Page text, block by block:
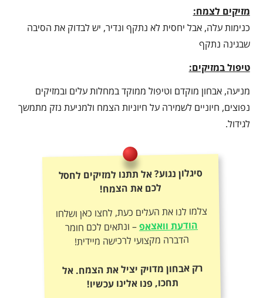
מזיקים לצמח:
כנימות עלה, אבל יחסית לא נתקף ונדיר, יש לבדוק את הסיבה
שבגינה נתקף
טיפול במזיקים:
מניעה, אבחון מוקדם וטיפול ממוקד במחלות עלים ובמזיקים
נפוצים, חיוניים לשמירה על חיוניות הצמח ולמניעת נזק מתמשך
לגידול.
סיגלון נגוע? אל תתנו למזיקים לחסל
לכם את הצמח!
צלמו לנו את העלים כעת, לחצו כאן ושלחו
הודעת וואצאפ– ונתאים לכם חומר
הדברה מקצועי לרכישה מיידית!
רק אבחון מדויק יציל את הצמח. אל
תחכו, פנו אלינו עכשיו!